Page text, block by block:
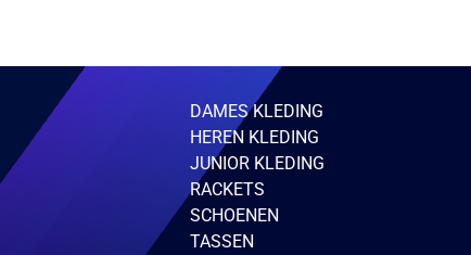
DAMES KLEDING
HEREN KLEDING
JUNIOR KLEDING
RACKETS
SCHOENEN
TASSEN